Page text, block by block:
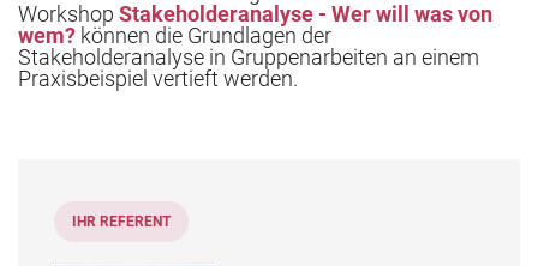
Workshop Stakeholderanalyse - Wer will was von
wem? können die Grundlagen der
Stakeholderanalyse in Gruppenarbeiten an einem
Praxisbeispiel vertieft werden.
IHR REFERENT